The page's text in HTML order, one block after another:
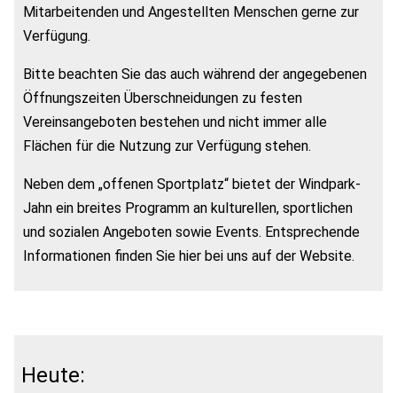
Mitarbeitenden und Angestellten Menschen gerne zur
Verfügung.
Bitte beachten Sie das auch während der angegebenen
Öffnungszeiten Überschneidungen zu festen
Vereinsangeboten bestehen und nicht immer alle
Flächen für die Nutzung zur Verfügung stehen.
Neben dem „offenen Sportplatz“ bietet der Windpark-
Jahn ein breites Programm an kulturellen, sportlichen
und sozialen Angeboten sowie Events. Entsprechende
Informationen finden Sie hier bei uns auf der Website.
Heute: